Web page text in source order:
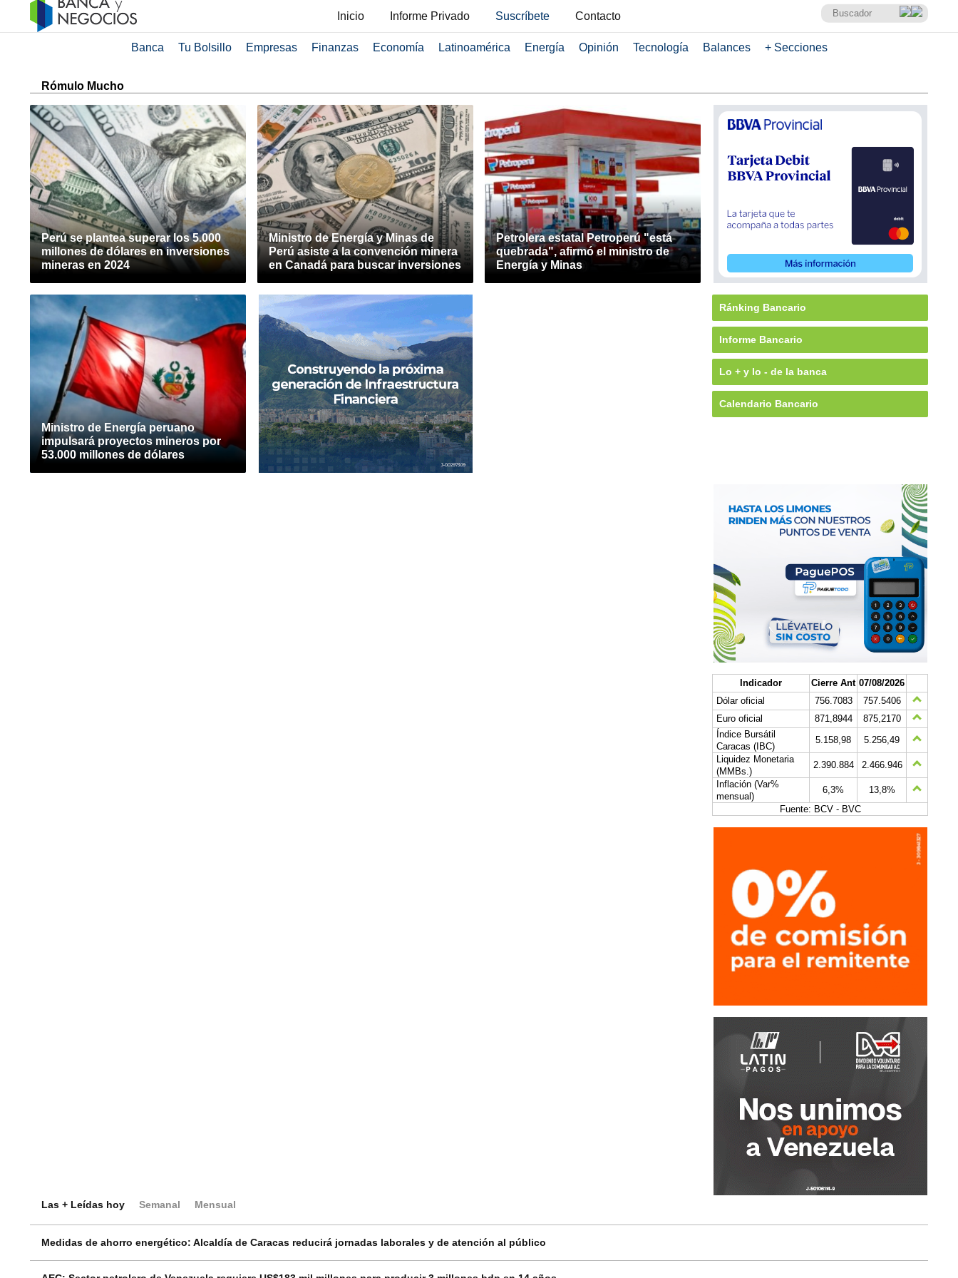
Inicio Informe Privado Suscríbete Contacto
Banca Tu Bolsillo Empresas Finanzas Economía Latinoamérica Energía Opinión Tecnología Balances + Secciones
Rómulo Mucho
Perú se plantea superar los 5.000
millones de dólares en inversiones
mineras en 2024
Ministro de Energía y Minas de
Perú asiste a la convención minera
en Canadá para buscar inversiones
Petrolera estatal Petroperú "está
quebrada", afirmó el ministro de
Energía y Minas
Ministro de Energía peruano
impulsará proyectos mineros por
53.000 millones de dólares
Ránking Bancario
Informe Bancario
Lo + y lo - de la banca
Calendario Bancario
Indicador Cierre Ant 07/08/2026
Dólar oficial
756.7083
757.5406
Euro oficial
871,8944
875,2170
Índice Bursátil
Caracas (IBC)
5.158,98
5.256,49
Liquidez Monetaria
(MMBs.)
2.390.884
2.466.946
Inflación (Var%
mensual)
6,3%
13,8%
Fuente: BCV - BVC
Las + Leídas hoy Semanal Mensual
Medidas de ahorro energético: Alcaldía de Caracas reducirá jornadas laborales y de atención al público